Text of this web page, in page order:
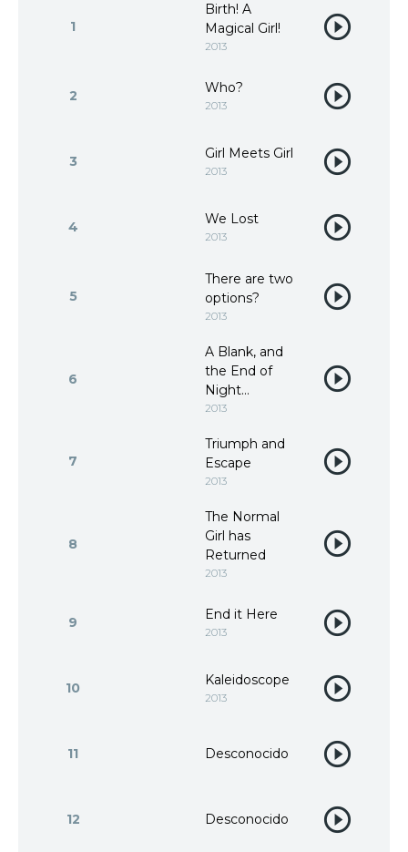
1
Birth! A
Magical Girl!
2013
2 Who?
2013
3 Girl Meets Girl
2013
4 We Lost
2013
5
There are two
options?
2013
6
A Blank, and
the End of
Night…
2013
7
Triumph and
Escape
2013
8
The Normal
Girl has
Returned
2013
9 End it Here
2013
10 Kaleidoscope
2013
11 Desconocido
12 Desconocido